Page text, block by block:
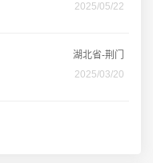
2025/05/22
湖北省-荆门
2025/03/20